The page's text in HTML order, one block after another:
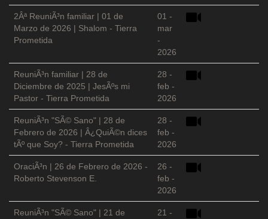
2Âª ReuniÃ³n familiar | 01 de
Marzo de 2026 | Shalom - Tierra
Prometida
01 -
mar
-
2026
ReuniÃ³n familiar | 28 de
Diciembre de 2025 | JesÃºs mi
Pastor - Tierra Prometida
28 -
feb -
2026
ReuniÃ³n "SÃ© Sano" | 28 de
Febrero de 2026 | Â¿QuiÃ©n dices
tÃº que Soy? - Tierra Prometida
28 -
feb -
2026
OraciÃ³n | 26 de Febrero de 2026 -
Roberto Stevenson E.
26 -
feb -
2026
ReuniÃ³n "SÃ© Sano" | 21 de
21 -